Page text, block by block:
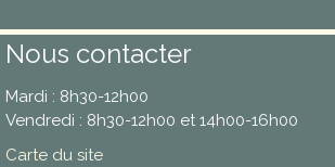
Nous contacter
Mardi : 8h30-12h00
Vendredi : 8h30-12h00 et 14h00-16h00
Carte du site